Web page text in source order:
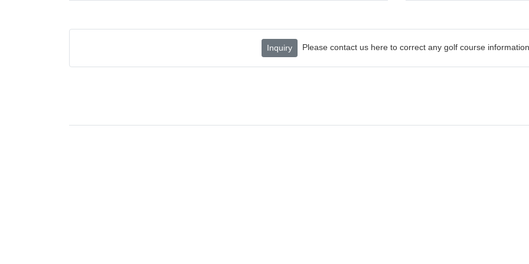
Inquiry Please contact us here to correct any golf course